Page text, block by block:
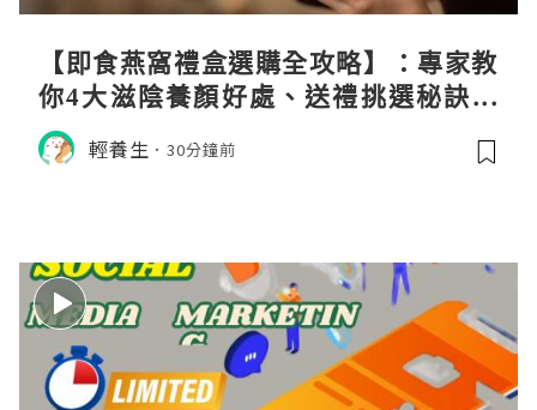
【即食燕窩禮盒選購全攻略】：專家教
你4大滋陰養顏好處、送禮挑選秘訣與
日常食用心得
輕養生 30分鐘前